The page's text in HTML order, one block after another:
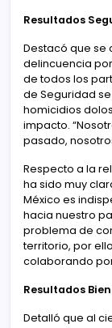
Resultados
Destacó que se
delincuencia
de todos los
de Seguridad
homicidios
impacto.
pasado,
Respecto a la
ha sido muy
México es
hacia nuestro
problema de
territorio, por
colaborando
Resultados
Detalló que al